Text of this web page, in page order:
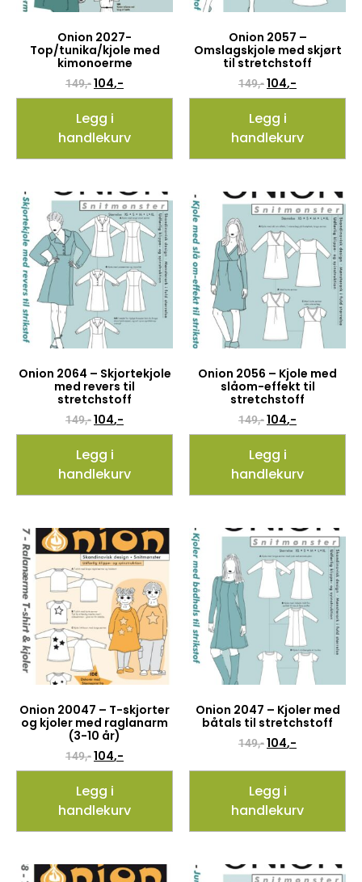
Onion 2027-
Top/tunika/kjole med
kimonoerme
149,-104,-
Legg i
handlekurv
Onion 2057 –
Omslagskjole med skjørt
til stretchstoff
149,-104,-
Legg i
handlekurv
Onion 2064 – Skjortekjole
med revers til
stretchstoff
149,-104,-
Legg i
handlekurv
Onion 2056 – Kjole med
slåom-effekt til
stretchstoff
149,-104,-
Legg i
handlekurv
Onion 20047 – T-skjorter
og kjoler med raglanarm
(3-10 år)
149,-104,-
Legg i
handlekurv
Onion 2047 – Kjoler med
båtals til stretchstoff
149,-104,-
Legg i
handlekurv